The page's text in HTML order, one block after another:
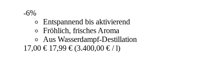
-6%
Entspannend bis aktivierend
Fröhlich, frisches Aroma
Aus Wasserdampf-Destillation
17,00 € 17,99 € (3.400,00 € / l)